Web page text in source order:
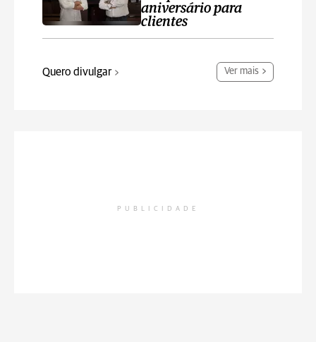
aniversário para
clientes
Quero divulgar Ver mais
PUBLICIDADE